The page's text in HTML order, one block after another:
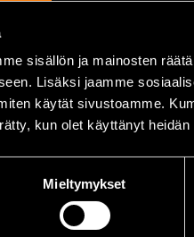
sisällön ja mainosten
Lisäksi jaamme
käytät sivustoamme.
kun olet käyttänyt heidän
Mieltymykset